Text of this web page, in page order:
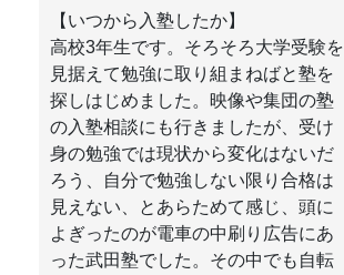
【いつから入塾したか】
高校3年生です。そろそろ大学受験を
見据えて勉強に取り組まねばと塾を
探しはじめました。映像や集団の塾
の入塾相談にも行きましたが、受け
身の勉強では現状から変化はないだ
ろう、自分で勉強しない限り合格は
見えない、とあらためて感じ、頭に
よぎったのが電車の中刷り広告にあ
った武田塾でした。その中でも自転